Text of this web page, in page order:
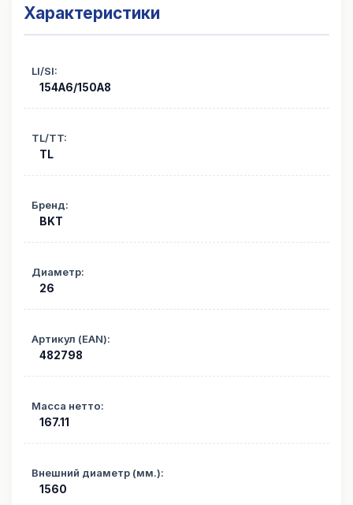
Характеристики
LI/SI:
154A6/150A8
TL/TT:
TL
Бренд:
BKT
Диаметр:
26
Артикул (EAN):
482798
Масса нетто:
167.11
Внешний диаметр (мм.):
1560